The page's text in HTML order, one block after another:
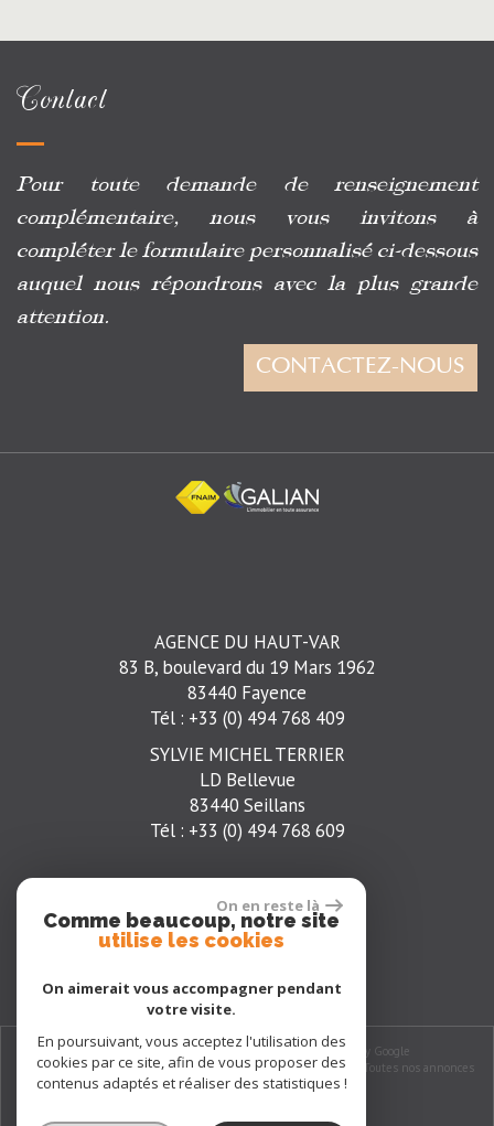
Contact
Pour toute demande de renseignement
complémentaire, nous vous invitons à
compléter le formulaire personnalisé ci-dessous
auquel nous répondrons avec la plus grande
attention.
CONTACTEZ-NOUS
AGENCE DU HAUT-VAR
83 B, boulevard du 19 Mars 1962
83440 Fayence
Tél : +33 (0) 494 768 409
SYLVIE MICHEL TERRIER
LD Bellevue
83440 Seillans
Tél : +33 (0) 494 768 609
© 2026 | Tous droits réservés | Traduction powered by Google
Plan du site- Mentions légales-Nos honoraires-Liens- Admin Toutes nos annonces
On en reste là
Comme beaucoup, notre site
utilise les cookies
On aimerait vous accompagner pendant
votre visite.
En poursuivant, vous acceptez l'utilisation des
cookies par ce site, afin de vous proposer des
contenus adaptés et réaliser des statistiques !